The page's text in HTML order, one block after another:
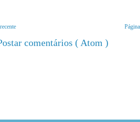
comentários ( Atom )